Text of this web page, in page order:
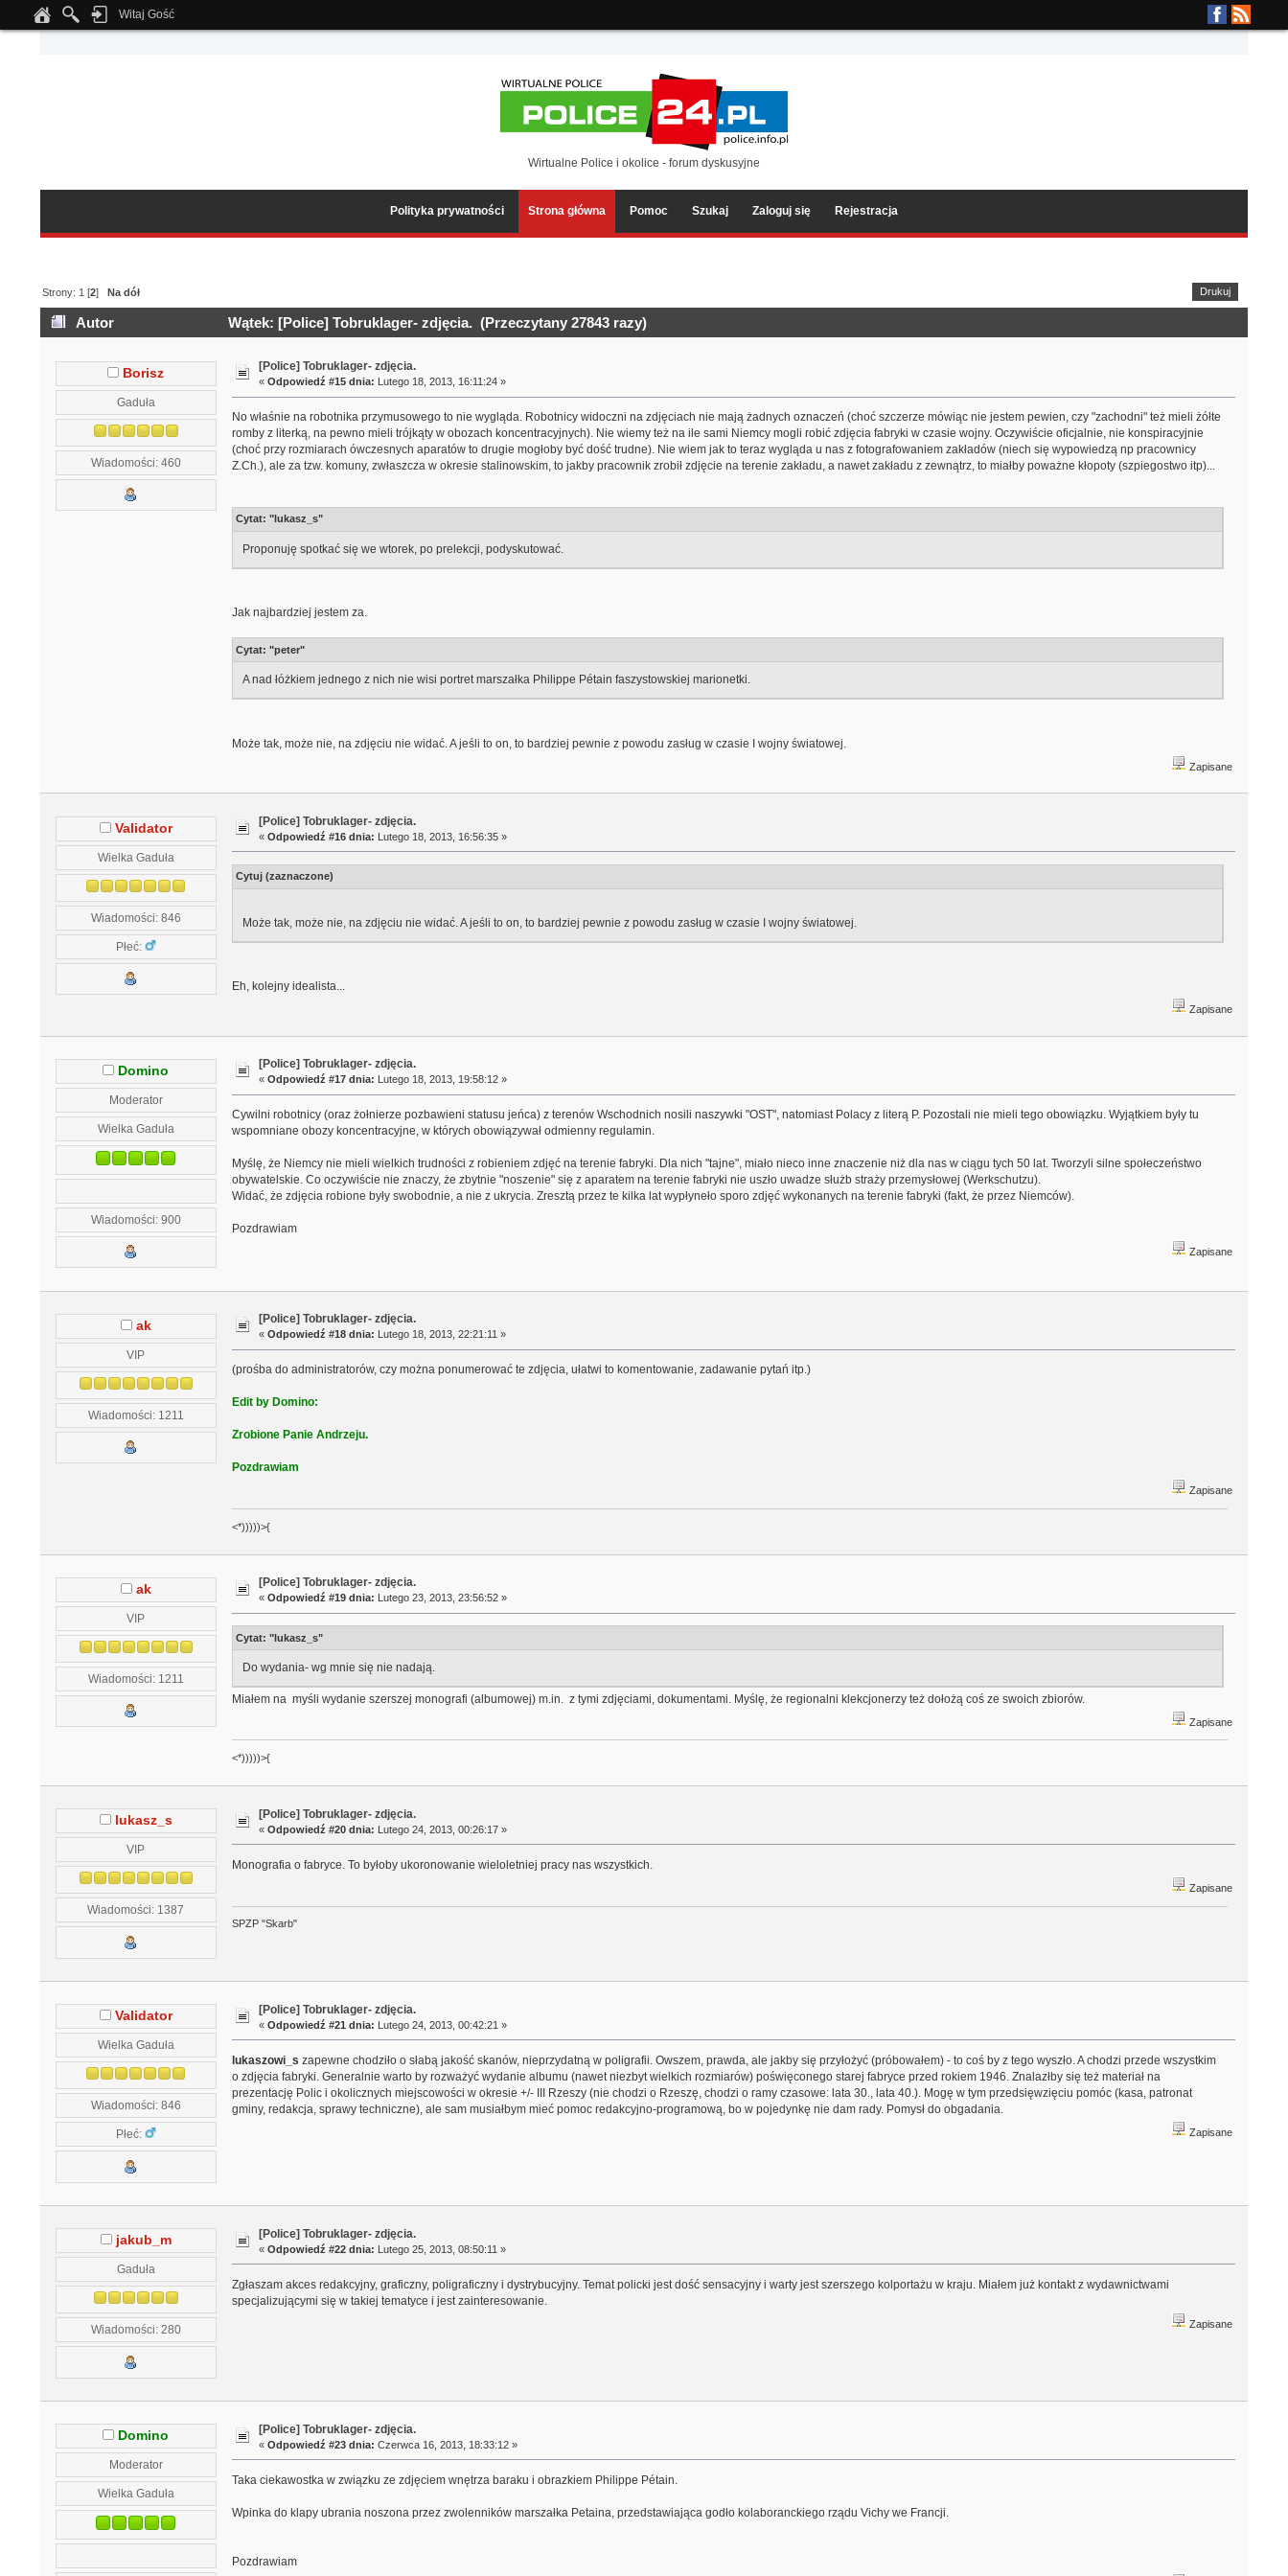
Notice: Undefined index: tapatalk_body_hook in
Witaj Gość
Wirtualne Police i okolice - forum dyskusyjne
Polityka prywatności Strona główna Pomoc Szukaj Zaloguj się Rejestracja
Drukuj
Strony: 1 [2]Na dół
Autor Wątek: [Police] Tobruklager- zdjęcia. (Przeczytany 27843 razy)
Borisz
Gaduła
Wiadomości: 460
[Police] Tobruklager- zdjęcia.
«Odpowiedź #15 dnia: Lutego 18, 2013, 16:11:24 »
No właśnie na robotnika przymusowego to nie wygląda. Robotnicy widoczni na zdjęciach nie mają żadnych oznaczeń (choć szczerze mówiąc nie jestem pewien, czy "zachodni" też mieli żółte
romby z literką, na pewno mieli trójkąty w obozach koncentracyjnych). Nie wiemy też na ile sami Niemcy mogli robić zdjęcia fabryki w czasie wojny. Oczywiście oficjalnie, nie konspiracyjnie
(choć przy rozmiarach ówczesnych aparatów to drugie mogłoby być dość trudne). Nie wiem jak to teraz wygląda u nas z fotografowaniem zakładów (niech się wypowiedzą np pracownicy
Z.Ch.), ale za tzw. komuny, zwłaszcza w okresie stalinowskim, to jakby pracownik zrobił zdjęcie na terenie zakładu, a nawet zakładu z zewnątrz, to miałby poważne kłopoty (szpiegostwo itp)...
Cytat: "lukasz_s"
Proponuję spotkać się we wtorek, po prelekcji, podyskutować.
Jak najbardziej jestem za.
Cytat: "peter"
A nad łóżkiem jednego z nich nie wisi portret marszałka Philippe Pétain faszystowskiej marionetki.
Może tak, może nie, na zdjęciu nie widać. A jeśli to on, to bardziej pewnie z powodu zasług w czasie I wojny światowej.
Zapisane
Validator
Wielka Gaduła
Wiadomości: 846
Płeć:
[Police] Tobruklager- zdjęcia.
«Odpowiedź #16 dnia: Lutego 18, 2013, 16:56:35 »
Cytuj (zaznaczone)
Może tak, może nie, na zdjęciu nie widać. A jeśli to on, to bardziej pewnie z powodu zasług w czasie I wojny światowej.
Eh, kolejny idealista...
Zapisane
Domino
Moderator
Wielka Gaduła
Wiadomości: 900
[Police] Tobruklager- zdjęcia.
«Odpowiedź #17 dnia: Lutego 18, 2013, 19:58:12 »
Cywilni robotnicy (oraz żołnierze pozbawieni statusu jeńca) z terenów Wschodnich nosili naszywki "OST", natomiast Polacy z literą P. Pozostali nie mieli tego obowiązku. Wyjątkiem były tu
wspomniane obozy koncentracyjne, w których obowiązywał odmienny regulamin.
Myślę, że Niemcy nie mieli wielkich trudności z robieniem zdjęć na terenie fabryki. Dla nich "tajne", miało nieco inne znaczenie niż dla nas w ciągu tych 50 lat. Tworzyli silne społeczeństwo
obywatelskie. Co oczywiście nie znaczy, że zbytnie "noszenie" się z aparatem na terenie fabryki nie uszło uwadze służb straży przemysłowej (Werkschutzu).
Widać, że zdjęcia robione były swobodnie, a nie z ukrycia. Zresztą przez te kilka lat wypłyneło sporo zdjęć wykonanych na terenie fabryki (fakt, że przez Niemców).
Pozdrawiam
Zapisane
ak
VIP
Wiadomości: 1211
[Police] Tobruklager- zdjęcia.
«Odpowiedź #18 dnia: Lutego 18, 2013, 22:21:11 »
(prośba do administratorów, czy można ponumerować te zdjęcia, ułatwi to komentowanie, zadawanie pytań itp.)
Edit by Domino:
Zrobione Panie Andrzeju.
Pozdrawiam
Zapisane
<*)))))>{
ak
VIP
Wiadomości: 1211
[Police] Tobruklager- zdjęcia.
«Odpowiedź #19 dnia: Lutego 23, 2013, 23:56:52 »
Cytat: "lukasz_s"
Do wydania- wg mnie się nie nadają.
Miałem na myśli wydanie szerszej monografi (albumowej) m.in. z tymi zdjęciami, dokumentami. Myślę, że regionalni klekcjonerzy też dołożą coś ze swoich zbiorów.
Zapisane
<*)))))>{
lukasz_s
VIP
Wiadomości: 1387
[Police] Tobruklager- zdjęcia.
«Odpowiedź #20 dnia: Lutego 24, 2013, 00:26:17 »
Monografia o fabryce. To byłoby ukoronowanie wieloletniej pracy nas wszystkich.
Zapisane
SPZP "Skarb"
Validator
Wielka Gaduła
Wiadomości: 846
Płeć:
[Police] Tobruklager- zdjęcia.
«Odpowiedź #21 dnia: Lutego 24, 2013, 00:42:21 »
lukaszowi_s zapewne chodziło o słabą jakość skanów, nieprzydatną w poligrafii. Owszem, prawda, ale jakby się przyłożyć (próbowałem) - to coś by z tego wyszło. A chodzi przede wszystkim
o zdjęcia fabryki. Generalnie warto by rozważyć wydanie albumu (nawet niezbyt wielkich rozmiarów) poświęconego starej fabryce przed rokiem 1946. Znalazłby się też materiał na
prezentację Polic i okolicznych miejscowości w okresie +/- III Rzeszy (nie chodzi o Rzeszę, chodzi o ramy czasowe: lata 30., lata 40.). Mogę w tym przedsięwzięciu pomóc (kasa, patronat
gminy, redakcja, sprawy techniczne), ale sam musiałbym mieć pomoc redakcyjno-programową, bo w pojedynkę nie dam rady. Pomysł do obgadania.
Zapisane
jakub_m
Gaduła
Wiadomości: 280
[Police] Tobruklager- zdjęcia.
«Odpowiedź #22 dnia: Lutego 25, 2013, 08:50:11 »
Zgłaszam akces redakcyjny, graficzny, poligraficzny i dystrybucyjny. Temat policki jest dość sensacyjny i warty jest szerszego kolportażu w kraju. Miałem już kontakt z wydawnictwami
specjalizującymi się w takiej tematyce i jest zainteresowanie.
Zapisane
Domino
Moderator
Wielka Gaduła
[Police] Tobruklager- zdjęcia.
«Odpowiedź #23 dnia: Czerwca 16, 2013, 18:33:12 »
Taka ciekawostka w związku ze zdjęciem wnętrza baraku i obrazkiem Philippe Pétain.
Wpinka do klapy ubrania noszona przez zwolenników marszałka Petaina, przedstawiająca godło kolaboranckiego rządu Vichy we Francji.
Pozdrawiam